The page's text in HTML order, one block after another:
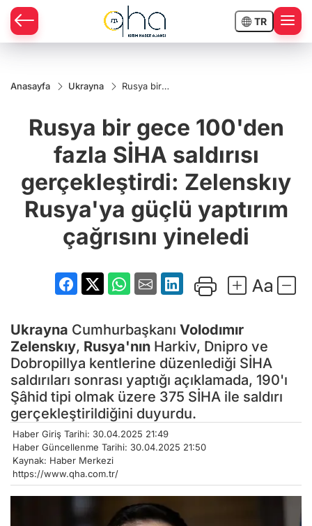
TR
Anasayfa Ukrayna
Rusya bir
gerçekleştirdi:
Zelenskıy
Rusya'ya
güçlü yaptırım
çağrısını
yineledi
Rusya bir gece 100'den
fazla SİHA saldırısı
gerçekleştirdi: Zelenskıy
Rusya'ya güçlü yaptırım
çağrısını yineledi
Ukrayna Cumhurbaşkanı Volodımır
Zelenskıy, Rusya'nın Harkiv, Dnipro ve
Dobropillya kentlerine düzenlediği SİHA
saldırıları sonrası yaptığı açıklamada, 190'ı
Şâhid tipi olmak üzere 375 SİHA ile saldırı
gerçekleştirildiğini duyurdu.
Haber Giriş Tarihi: 30.04.2025 21:49
Haber Güncellenme Tarihi: 30.04.2025 21:50
Kaynak: Haber Merkezi
https://www.qha.com.tr/